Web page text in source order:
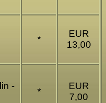
*
EUR
13,00
-
*
EUR
7,00